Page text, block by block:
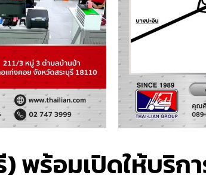
) พร้อมเปิดให้บริก